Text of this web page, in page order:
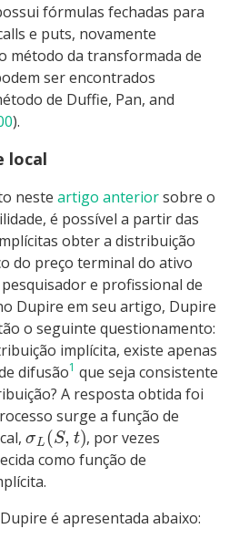
fórmulas fechadas para
e puts, novamente
método da transformada de
ser encontrados
de Duffie, Pan, and
).
local
nesteartigo anteriorsobre o
é possível a partir das
obter a distribuição
do preço terminal do ativo
e profissional de
Dupire em seu artigo, Dupire
o seguinte questionamento:
implícita, existe apenas
difusão1 que seja consistente
A resposta obtida foi
surge a função de
σ L (S, t), por vezes
como função de
é apresentada abaixo: